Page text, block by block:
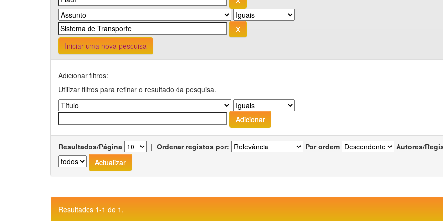
Iniciar uma nova pesquisa
Adicionar filtros:
Utilizar filtros para refinar o resultado da pesquisa.
Resultados/Página | Ordenar registos por: Por ordem Autores/
Resultados 1-1 de 1.